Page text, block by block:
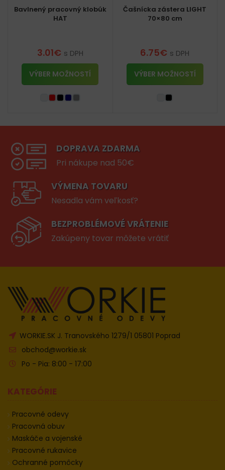
Bavlnený pracovný klobúk
HAT
3.01€ s DPH
VÝBER MOŽNOSTÍ
Čašnícka zástera LIGHT
70×80 cm
6.75€ s DPH
VÝBER MOŽNOSTÍ
DOPRAVA ZDARMA
Pri nákupe nad 50€
VÝMENA TOVARU
Nesadla vám veľkosť?
BEZPROBLÉMOVÉ VRÁTENIE
Zakúpeny tovar môžete vrátiť
WORKIE.SK J. Tranovského 1279/1 05801 Poprad
obchod@workie.sk
Po - Pia: 8:00 - 17:00
KATEGÓRIE
Pracovné odevy
Pracovná obuv
Maskáče a vojenské
Pracovné rukavice
Ochranné pomôcky